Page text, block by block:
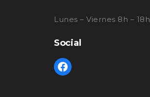
Lunes – Viernes 8h – 18h
Social